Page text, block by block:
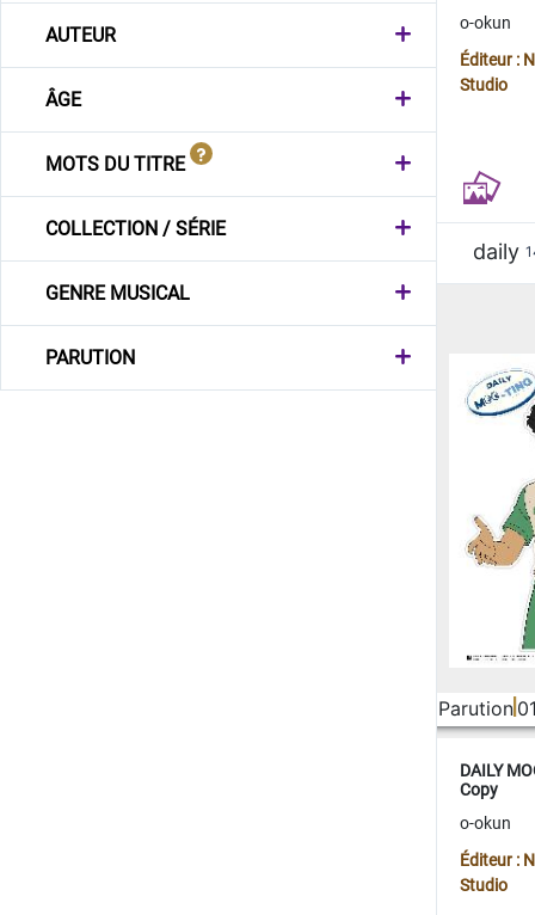
AUTEUR
ÂGE
MOTS DU TITRE
COLLECTION / SÉRIE
GENRE MUSICAL
PARUTION
o-okun
Éditeur :
Studio
daily
Parution
DAILY
Copy
o-okun
Éditeur :
Studio